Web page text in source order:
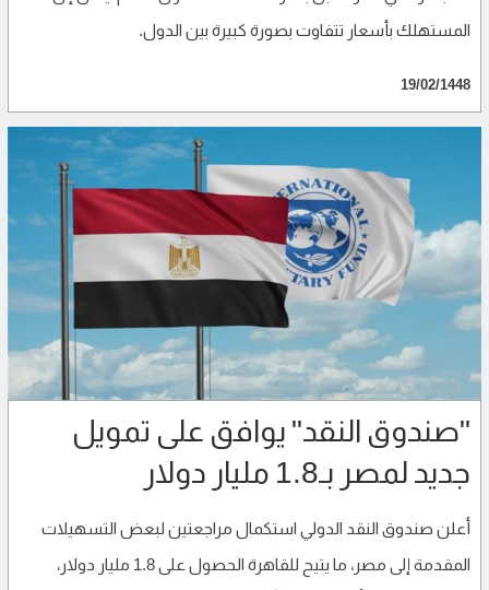
المستهلك بأسعار تتفاوت بصورة كبيرة بين الدول.
19/02/1448
"صندوق النقد" يوافق على تمويل
جديد لمصر بـ1.8 مليار دولار
أعلن صندوق النقد الدولي استكمال مراجعتين لبعض التسهيلات
المقدمة إلى مصر، ما يتيح للقاهرة الحصول على 1.8 مليار دولار،